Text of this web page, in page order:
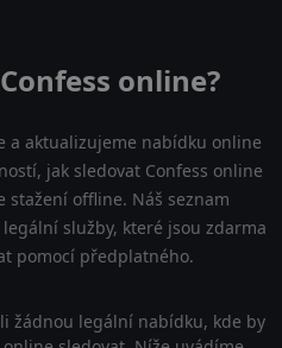
online?
a aktualizujeme nabídku online
jak sledovat Confess online
stažení offline. Náš seznam
služby, které jsou zdarma
pomocí předplatného.
žádnou legální nabídku, kde by